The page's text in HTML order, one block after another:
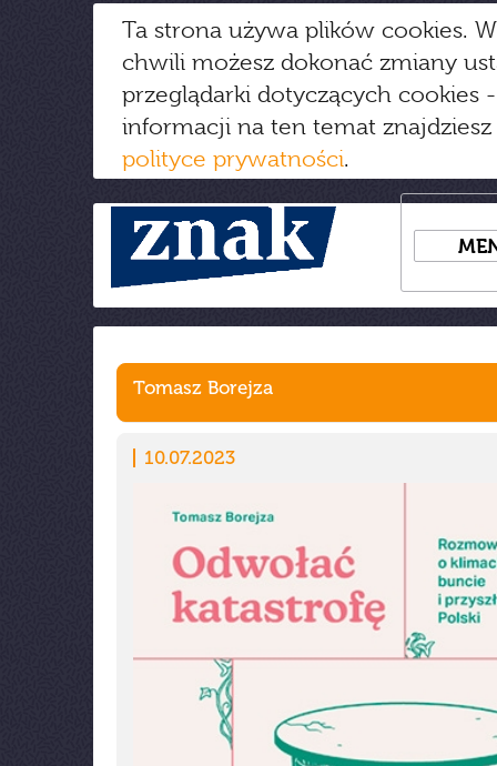
Ta strona używa plików cookies.
chwili możesz dokonać zmiany
przeglądarki dotyczących cookies
informacji na ten temat
polityce prywatności.
Tomasz Borejza
10.07.2023